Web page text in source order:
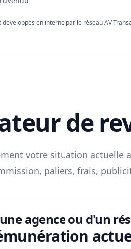
développés en interne par le réseau AV
de
votre situation actuelle
paliers, frais,
agence ou d'un